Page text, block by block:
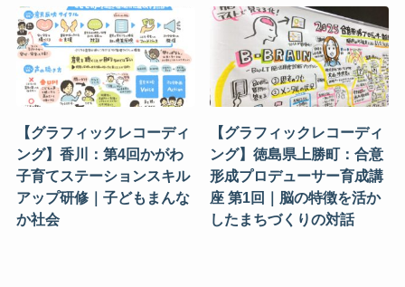
【グラフィックレコーディ
ング】香川：第4回かがわ
子育てステーションスキル
アップ研修｜子どもまんな
か社会
【グラフィックレコーディ
ング】徳島県上勝町：合意
形成プロデューサー育成講
座 第1回｜脳の特徴を活か
したまちづくりの対話